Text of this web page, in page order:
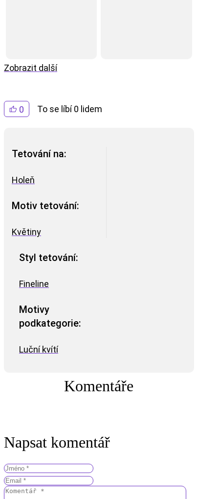
0 To se líbí 0 lidem
Tetování na:
Holeň
Motiv tetování:
Květiny
Styl tetování:
Fineline
Motivy
podkategorie:
Luční kvítí
Komentáře
Napsat komentář
Zobrazit další